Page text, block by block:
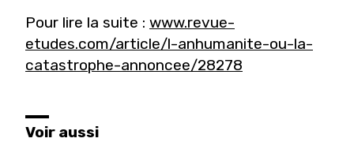
Pour lire la suite : www.revue-
etudes.com/article/l-anhumanite-ou-la-
catastrophe-annoncee/28278
Voir aussi